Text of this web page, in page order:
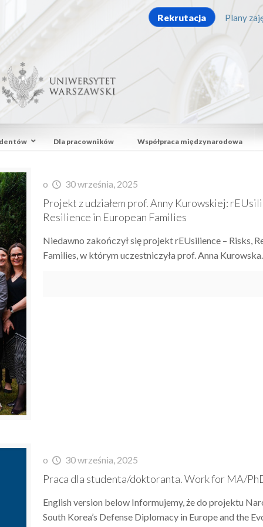
Rekrutacja Plany
Dla pracowników Współpraca międzynarodowa
o 30 września, 2025
Projekt z udziałem prof. Anny Kurowskiej:
Resilience in European Families
Niedawno zakończył się projekt rEUsilience – Risks,
Families, w którym uczestniczyła prof. Anna
o 30 września, 2025
Praca dla studenta/doktoranta. Work for MA/
English version below Informujemy, że do projektu
South Korea’s Defense Diplomacy in Europe and the